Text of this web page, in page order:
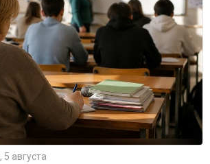
5 августа